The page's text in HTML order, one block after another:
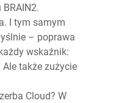
I tym samym
– poprawa
wskaźnik:
także zużycie
Cloud? W